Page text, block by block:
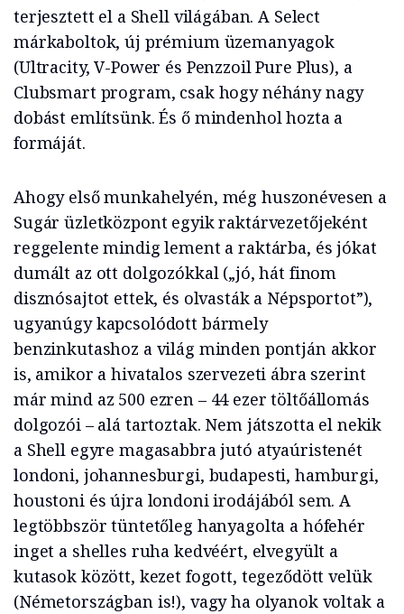
terjesztett el a Shell világában. A Select
márkaboltok, új prémium üzemanyagok
(Ultracity, V-Power és Penzzoil Pure Plus), a
Clubsmart program, csak hogy néhány nagy
dobást említsünk. És ő mindenhol hozta a
formáját.
Ahogy első munkahelyén, még huszonévesen a
Sugár üzletközpont egyik raktárvezetőjeként
reggelente mindig lement a raktárba, és jókat
dumált az ott dolgozókkal („jó, hát finom
disznósajtot ettek, és olvasták a Népsportot”),
ugyanúgy kapcsolódott bármely
benzinkutashoz a világ minden pontján akkor
is, amikor a hivatalos szervezeti ábra szerint
már mind az 500 ezren – 44 ezer töltőállomás
dolgozói – alá tartoztak. Nem játszotta el nekik
a Shell egyre magasabbra jutó atyaúristenét
londoni, johannesburgi, budapesti, hamburgi,
houstoni és újra londoni irodájából sem. A
legtöbbször tüntetőleg hanyagolta a hófehér
inget a shelles ruha kedvéért, elvegyült a
kutasok között, kezet fogott, tegeződött velük
(Németországban is!), vagy ha olyanok voltak a